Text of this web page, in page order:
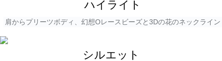
ハイライト
肩からプリーツボディ、幻想Oレースビーズと3Dの花のネックライン
シルエット